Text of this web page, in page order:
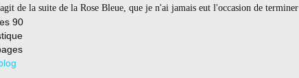
de la suite de la Rose Bleue, que je n'ai jamais eut l'occasion de terminer
90